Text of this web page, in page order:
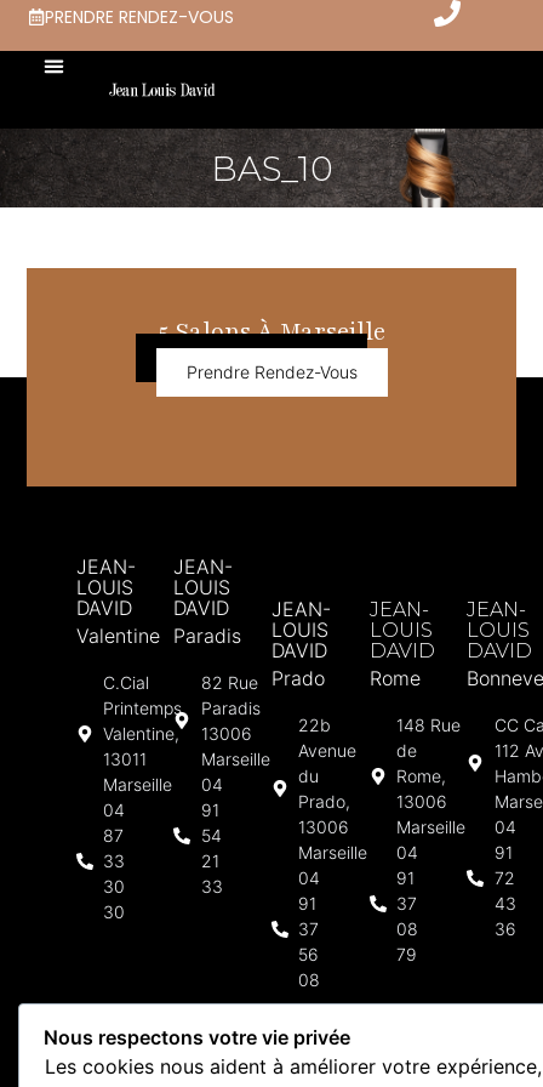
PRENDRE RENDEZ-VOUS
BAS_10
5 Salons À Marseille
Prendre Rendez-Vous
JEAN-
LOUIS
DAVID
Valentine
C.Cial
Printemps
Valentine,
13011
Marseille
04
87
33
30
30
JEAN-
LOUIS
DAVID
Paradis
82 Rue
Paradis
13006
Marseille
04
91
54
21
33
JEAN-
LOUIS
DAVID
Prado
22b
Avenue
du
Prado,
13006
Marseille
04
91
37
56
08
JEAN-
LOUIS
DAVID
Rome
148 Rue
de
Rome,
13006
Marseille
04
91
37
08
79
JEAN-
LOUIS
DAVID
CC
112
04
91
72
43
36
Mentions légalesPolitique de confidentialité Nous recrutons
Nous respectons votre vie privée
Les cookies nous aident à améliorer votre